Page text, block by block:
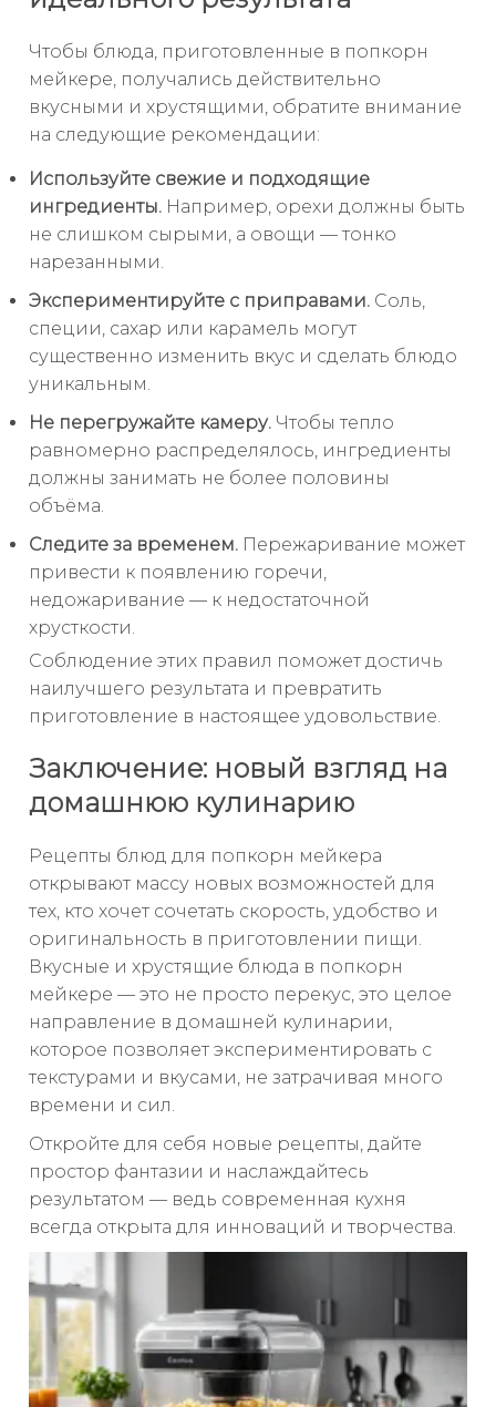
Чтобы блюда, приготовленные в попкорн
мейкере, получались действительно
вкусными и хрустящими, обратите внимание
на следующие рекомендации:
Используйте свежие и подходящие
ингредиенты. Например, орехи должны быть
не слишком сырыми, а овощи — тонко
нарезанными.
Экспериментируйте с приправами. Соль,
специи, сахар или карамель могут
существенно изменить вкус и сделать блюдо
уникальным.
Не перегружайте камеру. Чтобы тепло
равномерно распределялось, ингредиенты
должны занимать не более половины
объёма.
Следите за временем. Пережаривание может
привести к появлению горечи,
недожаривание — к недостаточной
хрусткости.
Соблюдение этих правил поможет достичь
наилучшего результата и превратить
приготовление в настоящее удовольствие.
Заключение: новый взгляд на
домашнюю кулинарию
Рецепты блюд для попкорн мейкера
открывают массу новых возможностей для
тех, кто хочет сочетать скорость, удобство и
оригинальность в приготовлении пищи.
Вкусные и хрустящие блюда в попкорн
мейкере — это не просто перекус, это целое
направление в домашней кулинарии,
которое позволяет экспериментировать с
текстурами и вкусами, не затрачивая много
времени и сил.
Откройте для себя новые рецепты, дайте
простор фантазии и наслаждайтесь
результатом — ведь современная кухня
всегда открыта для инноваций и творчества.